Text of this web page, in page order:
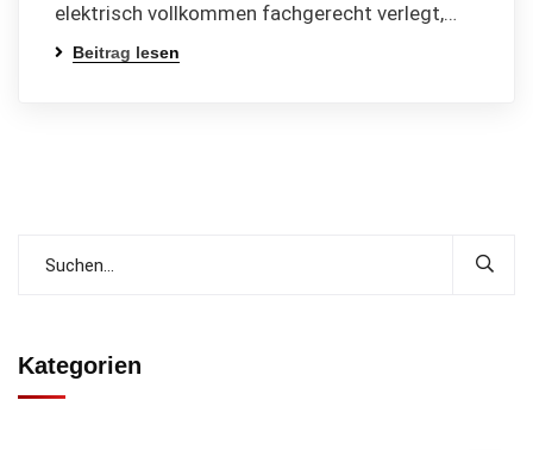
elektrisch vollkommen fachgerecht verlegt,…
Beitrag lesen
Kategorien